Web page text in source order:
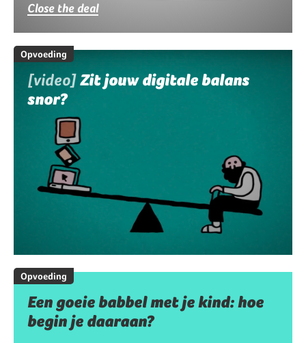
Close the deal
Opvoeding
[video]Zit jouw digitale balans
snor?
Opvoeding
Een goeie babbel met je kind: hoe
begin je daaraan?